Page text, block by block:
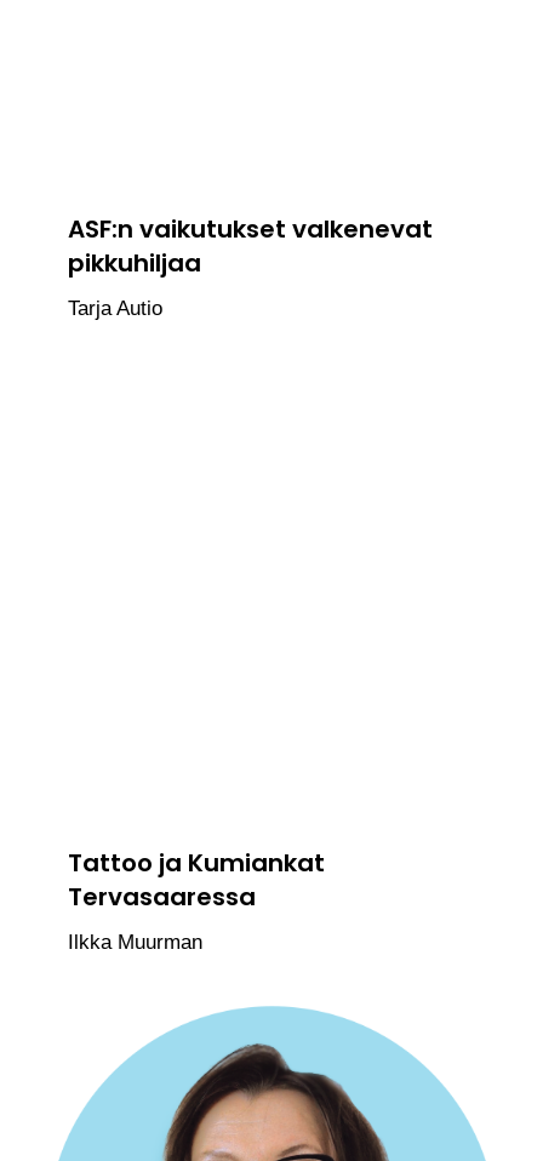
ASF:n vaikutukset valkenevat
pikkuhiljaa
Tarja Autio
Tattoo ja Kumiankat
Tervasaaressa
Ilkka Muurman